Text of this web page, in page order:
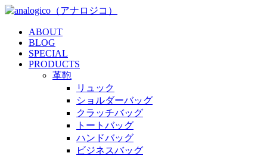
ABOUT
BLOG
SPECIAL
PRODUCTS
革鞄
リュック
ショルダーバッグ
クラッチバッグ
トートバッグ
ハンドバッグ
ビジネスバッグ